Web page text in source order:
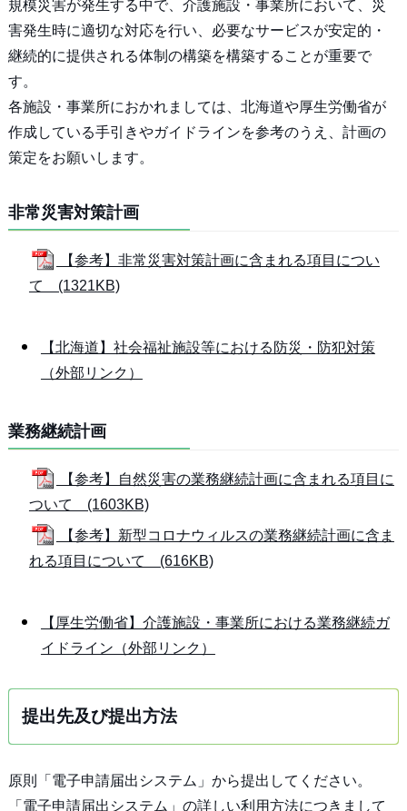
規模災害が発生する中で、介護施設・事業所において、災
害発生時に適切な対応を行い、必要なサービスが安定的・
継続的に提供される体制の構築を構築することが重要で
す。
各施設・事業所におかれましては、北海道や厚生労働省が
作成している手引きやガイドラインを参考のうえ、計画の
策定をお願いします。
非常災害対策計画
【参考】非常災害対策計画に含まれる項目につい
て (1321KB)
【北海道】社会福祉施設等における防災・防犯対策
（外部リンク）
業務継続計画
【参考】自然災害の業務継続計画に含まれる項目に
ついて (1603KB)
【参考】新型コロナウィルスの業務継続計画に含ま
れる項目について (616KB)
【厚生労働省】介護施設・事業所における業務継続ガ
イドライン（外部リンク）
提出先及び提出方法
原則「電子申請届出システム」から提出してください。
「電子申請届出システム」の詳しい利用方法につきまして